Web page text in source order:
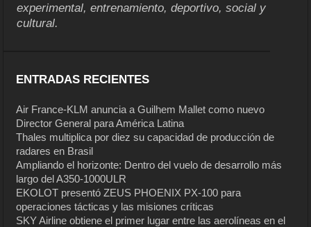
experimental, entrenamiento, deportivo, social y
cultural.
ENTRADAS RECIENTES
Air France-KLM anuncia a Guilhem Mallet como nuevo
Director General para América Latina
Thales multiplica por diez su capacidad de producción de
radares en Brasil
Ampliando el horizonte: Dentro del vuelo de desarrollo más
largo del A350-1000ULR
EKOLOT presentó ZEUS PHOENIX PX-100 para
operaciones tácticas y las misiones críticas
SKY Airline obtiene el primer lugar entre las aerolíneas en el